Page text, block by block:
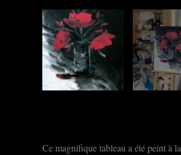
Ce magnifique tableau a été peint à la